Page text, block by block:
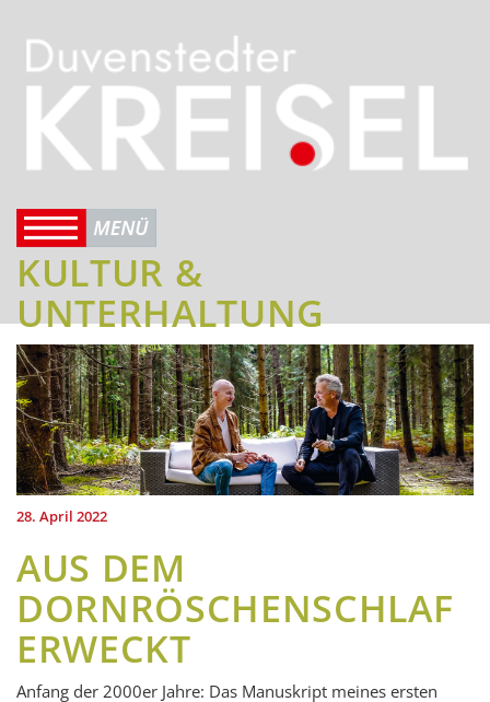
KULTUR &
UNTERHALTUNG
28. April 2022
AUS DEM
DORNRÖSCHEN­SCHLAF
ERWECKT
Anfang der 2000er Jahre: Das Manuskript meines ersten